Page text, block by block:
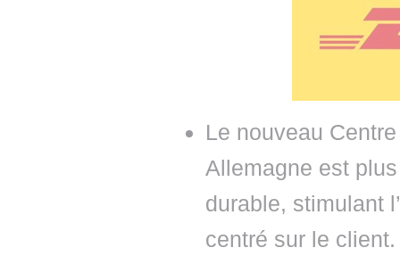
•
Le nouveau
Allemagne est
durable, stimulant
centré sur le client.